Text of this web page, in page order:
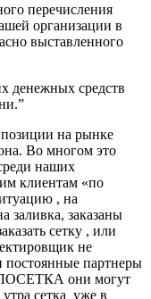
перечисления
организации в
выставленного
денежных средств
на рынке
Во многом это
наших
клиентам «по
, на
заливка, заказаны
сетку , или
не
постоянные партнеры
они могут
утра сетка уже в